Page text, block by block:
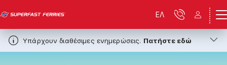
Υπάρχουν διαθέσιμες ενημερώσεις. Πατήστε εδώ
ΕΛ